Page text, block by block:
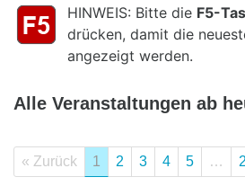
HINWEIS: Bitte die F5-
drücken, damit die
angezeigt werden.
Alle Veranstaltungen ab
« Zurück 1 2 3 4 5 …